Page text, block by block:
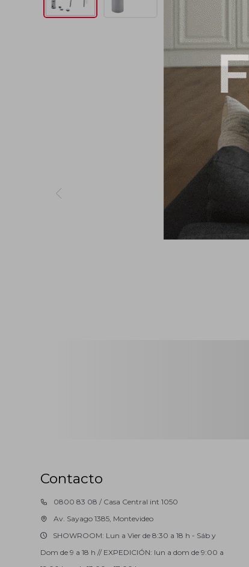
Contacto
0800 83 08 / Casa Central int 1050
Av. Sayago 1385, Montevideo
SHOWROOM: Lun a Vier de 8:30 a 18 h - Sáb y
Dom de 9 a 18 h // EXPEDICIÓN: lun a dom de 9:00 a